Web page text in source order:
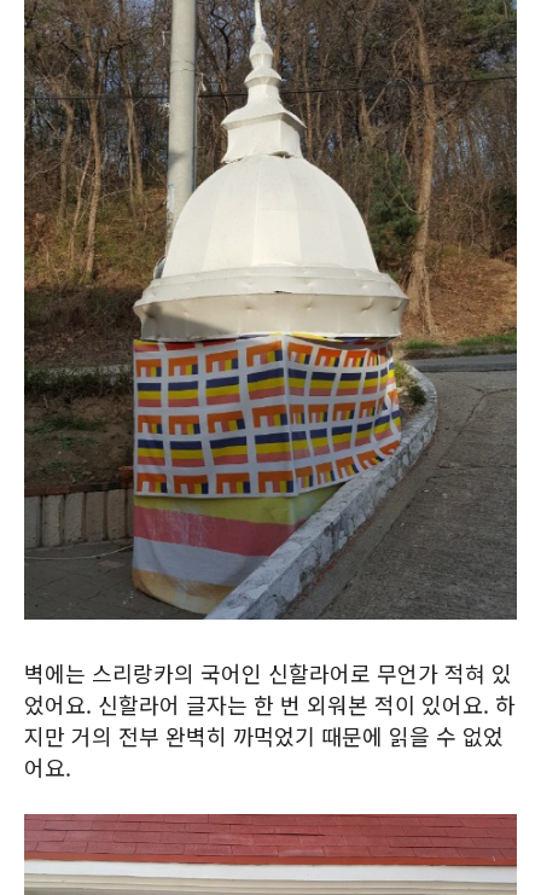
벽에는 스리랑카의 국어인 신할라어로 무언가 적혀 있
었어요. 신할라어 글자는 한 번 외워본 적이 있어요. 하
지만 거의 전부 완벽히 까먹었기 때문에 읽을 수 없었
어요.